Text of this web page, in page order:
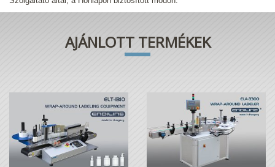
AJÁNLOTT TERMÉKEK